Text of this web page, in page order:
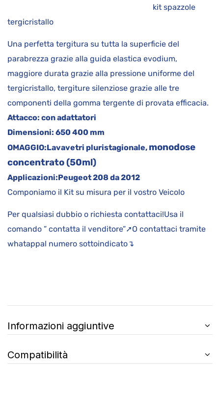
kit spazzole
tergicristallo
Una perfetta tergitura su tutta la superficie del
parabrezza grazie alla guida elastica evodium,
maggiore durata grazie alla pressione uniforme del
tergicristallo, tergiture silenziose grazie alle tre
componenti della gomma tergente di provata efficacia.
Attacco: con adattatori
Dimensioni: 650 400 mm
OMAGGIO:Lavavetri pluristagionale, monodose
concentrato (50ml)
Applicazioni:Peugeot 208 da 2012
Componiamo il Kit su misura per il vostro Veicolo
Per qualsiasi dubbio o richiesta contattaci!Usa il
comando ” contatta il venditore”➚O contattaci tramite
whatappal numero sottoindicato↴
Informazioni aggiuntive
Compatibilità